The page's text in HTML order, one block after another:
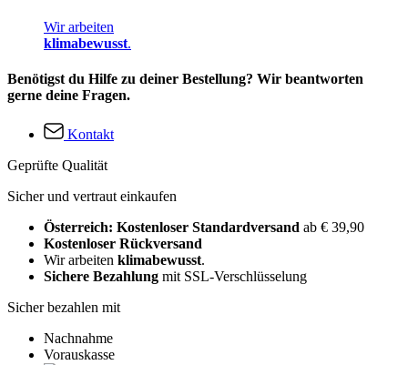
Wir arbeiten
klimabewusst.
Benötigst du Hilfe zu deiner Bestellung? Wir beantworten
gerne deine Fragen.
Kontakt
Geprüfte Qualität
Sicher und vertraut einkaufen
Österreich: Kostenloser Standardversand ab € 39,90
Kostenloser Rückversand
Wir arbeiten klimabewusst.
Sichere Bezahlung mit SSL-Verschlüsselung
Sicher bezahlen mit
Nachnahme
Vorauskasse